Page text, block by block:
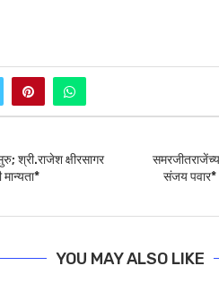
श्री.राजेश क्षीरसागर
संजय पवार*
YOU MAY ALSO LIKE